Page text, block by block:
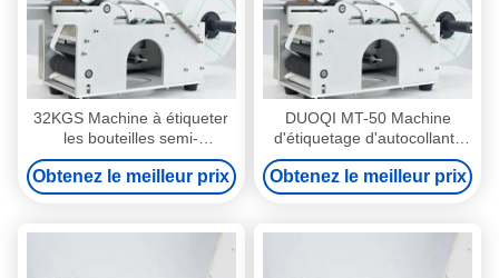
32KGS Machine à étiqueter
les bouteilles semi-
automatique ronde de haute
précision
Obtenez le meilleur prix
DUOQI MT-50 Machine
d'étiquetage d'autocollants
pour bouteilles personnalisée
haute vitesse et sortie
Obtenez le meilleur prix